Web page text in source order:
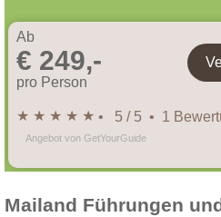
Ab
€ 249,-
pro Person
★ ★ ★ ★ ★ • 5 / 5 • 1
Angebot von GetYourGuide
Mailand Führungen